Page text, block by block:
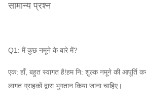
सामान्य प्रश्न
Q1: मैं कुछ नमूने के बारे में?
एक: हाँ, बहुत स्वागत है!हम नि: शुल्क नमूने की आपूर्ति
लागत ग्राहकों द्वारा भुगतान किया जाना चाहिए।